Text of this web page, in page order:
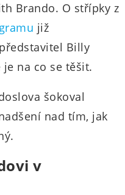
Brando. O střípky z
již
Billy
je na co se těšit.
šokoval
nad tím, jak
v